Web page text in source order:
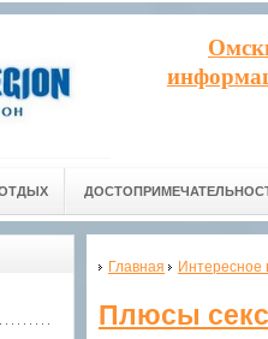
Главная Интересное
Плюсы